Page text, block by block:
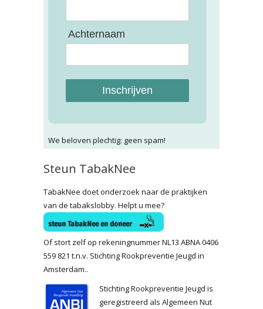
Achternaam
Inschrijven
We beloven plechtig: geen spam!
Steun TabakNee
TabakNee doet onderzoek naar de praktijken
van de tabakslobby. Helpt u mee?
Of stort zelf op rekeningnummer NL13 ABNA 0406
559 821 t.n.v. Stichting Rookpreventie Jeugd in
Amsterdam..
Stichting Rookpreventie Jeugd is
geregistreerd als Algemeen Nut